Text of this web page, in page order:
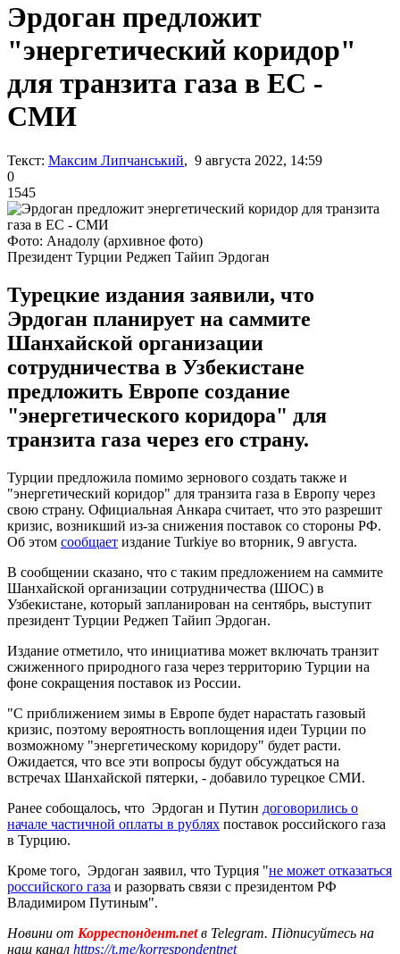
Эрдоган предложит
"энергетический коридор"
для транзита газа в ЕС -
СМИ
Текст: Максим Липчанський, 9 августа 2022, 14:59
0
1545
Фото: Анадолу (архивное фото)
Президент Турции Реджеп Тайип Эрдоган
Турецкие издания заявили, что
Эрдоган планирует на саммите
Шанхайской организации
сотрудничества в Узбекистане
предложить Европе создание
"энергетического коридора" для
транзита газа через его страну.
Турции предложила помимо зернового создать также и
"энергетический коридор" для транзита газа в Европу через
свою страну. Официальная Анкара считает, что это разрешит
кризис, возникший из-за снижения поставок со стороны РФ.
Об этом сообщает издание Turkiye во вторник, 9 августа.
В сообщении сказано, что с таким предложением на саммите
Шанхайской организации сотрудничества (ШОС) в
Узбекистане, который запланирован на сентябрь, выступит
президент Турции Реджеп Тайип Эрдоган.
Издание отметило, что инициатива может включать транзит
сжиженного природного газа через территорию Турции на
фоне сокращения поставок из России.
"С приближением зимы в Европе будет нарастать газовый
кризис, поэтому вероятность воплощения идеи Турции по
возможному "энергетическому коридору" будет расти.
Ожидается, что все эти вопросы будут обсуждаться на
встречах Шанхайской пятерки, - добавило турецкое СМИ.
Ранее собощалось, что Эрдоган и Путин договорились о
начале частичной оплаты в рублях поставок российского газа
в Турцию.
Кроме того, Эрдоган заявил, что Турция "не может отказаться
российского газа и разорвать связи с президентом РФ
Владимиром Путиным".
Новини от Корреспондент.netв Telegram. Підписуйтесь на
наш канал https://t.me/korrespondentnet